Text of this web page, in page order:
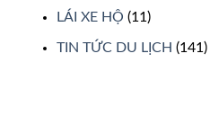
LÁI XE HỘ (11)
TIN TỨC DU LỊCH (141)